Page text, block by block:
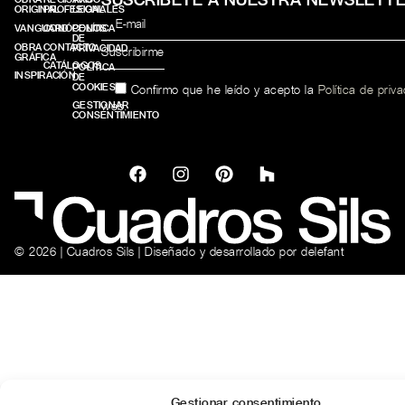
ORIGINAL
VANGUARD
OBRA
GRÁFICA
INSPIRACIÓN
PROFESIONALES
CONÓCENOS
CONTACTO
CATÁLOGOS
LEGAL
POLÍTICA
DE
PRIVACIDAD
POLÍTICA
DE
COOKIES
GESTIONAR
CONSENTIMIENTO
Confirmo que he leído y acepto la Política de
web.
© 2026 | Cuadros Sils | Diseñado y desarrollado por delefant